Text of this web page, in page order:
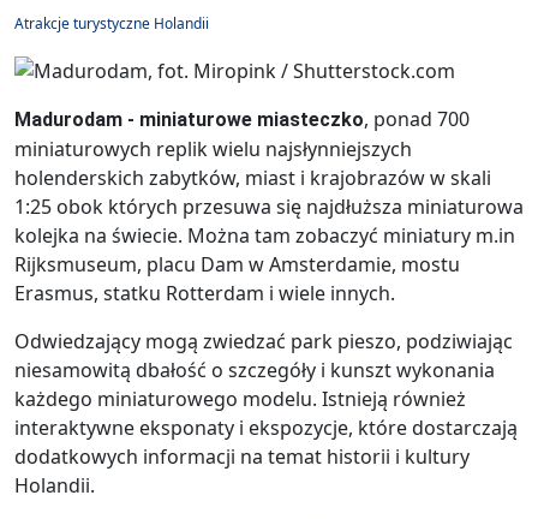
Atrakcje turystyczne Holandii
Madurodam - miniaturowe miasteczko, ponad 700
miniaturowych replik wielu najsłynniejszych
holenderskich zabytków, miast i krajobrazów w skali
1:25 obok których przesuwa się najdłuższa miniaturowa
kolejka na świecie. Można tam zobaczyć miniatury m.in
Rijksmuseum, placu Dam w Amsterdamie, mostu
Erasmus, statku Rotterdam i wiele innych.
Odwiedzający mogą zwiedzać park pieszo, podziwiając
niesamowitą dbałość o szczegóły i kunszt wykonania
każdego miniaturowego modelu. Istnieją również
interaktywne eksponaty i ekspozycje, które dostarczają
dodatkowych informacji na temat historii i kultury
Holandii.